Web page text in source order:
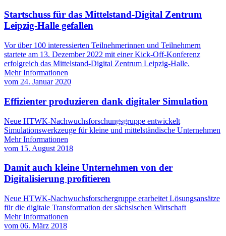
Startschuss für das Mittelstand-Digital Zentrum
Leipzig-Halle gefallen
Vor über 100 interessierten Teilnehmerinnen und Teilnehmern
startete am 13. Dezember 2022 mit einer Kick-Off-Konferenz
erfolgreich das Mittelstand-Digital Zentrum Leipzig-Halle.
Mehr Informationen
vom 24. Januar 2020
Effizienter produzieren dank digitaler Simulation
Neue HTWK-Nachwuchsforschungsgruppe entwickelt
Simulationswerkzeuge für kleine und mittelständische Unternehmen
Mehr Informationen
vom 15. August 2018
Damit auch kleine Unternehmen von der
Digitalisierung profitieren
Neue HTWK-Nachwuchsforschergruppe erarbeitet Lösungsansätze
für die digitale Transformation der sächsischen Wirtschaft
Mehr Informationen
vom 06. März 2018